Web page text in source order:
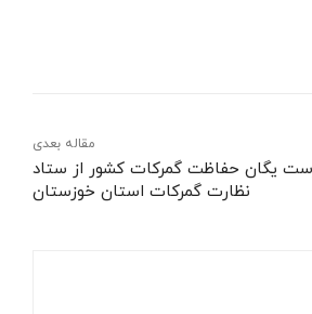
مقاله بعدی
یگان حفاظت گمرکات کشور از ستاد
نظارت گمرکات استان خوزستان